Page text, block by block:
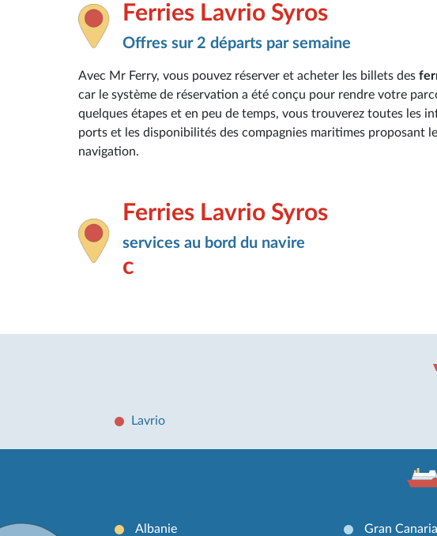
Ferries Lavrio Syros
Offres sur 2 départs par semaine
Avec Mr Ferry, vous pouvez réserver et acheter les billets des
car le système de réservation a été conçu pour rendre votre
quelques étapes et en peu de temps, vous trouverez toutes les
ports et les disponibilités des compagnies maritimes proposant
navigation.
Ferries Lavrio Syros
services au bord du navire
c
Lavrio
Albanie
Gran Canaria